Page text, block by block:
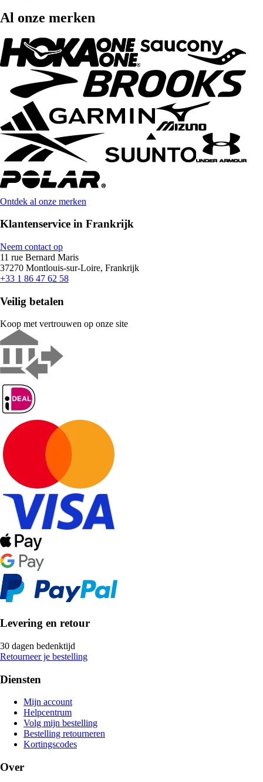
Al onze merken
Ontdek al onze merken
Klantenservice in Frankrijk
Neem contact op
11 rue Bernard Maris
37270 Montlouis-sur-Loire, Frankrijk
+33 1 86 47 62 58
Veilig betalen
Koop met vertrouwen op onze site
Levering en retour
30 dagen bedenktijd
Retourneer je bestelling
Diensten
Mijn account
Helpcentrum
Volg mijn bestelling
Bestelling retourneren
Kortingscodes
Over